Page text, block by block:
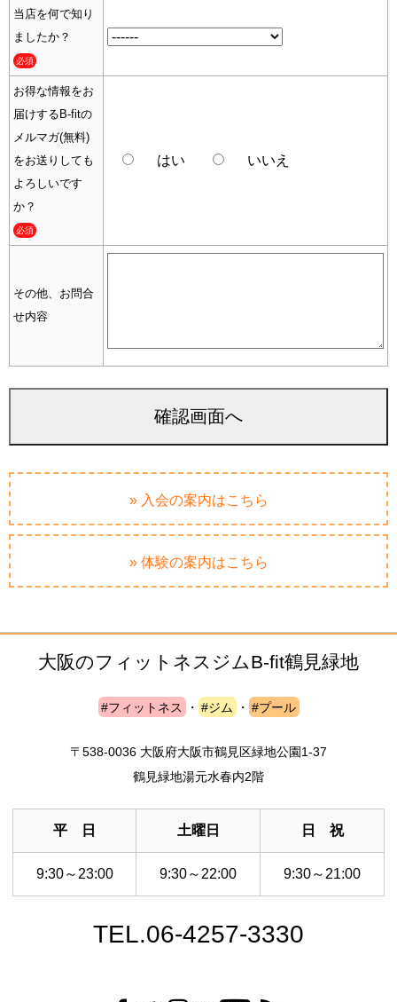
当店を何で知り
ましたか？
必須
お得な情報をお
届けするB-fitの
メルマガ(無料)
をお送りしても
よろしいです
か？
必須
はい いいえ
その他、お問合
せ内容
» 入会の案内はこちら
» 体験の案内はこちら
大阪のフィットネスジムB-fit鶴見緑地
#フィットネス ・ #ジム ・ #プール
〒538-0036 大阪府大阪市鶴見区緑地公園1-37
鶴見緑地湯元水春内2階
平 日 土曜日 日 祝
9:30～23:00 9:30～22:00 9:30～21:00
TEL.06-4257-3330